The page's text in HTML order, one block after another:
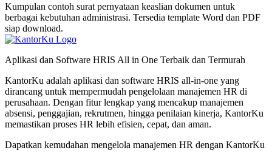
Kumpulan contoh surat pernyataan keaslian dokumen untuk
berbagai kebutuhan administrasi. Tersedia template Word dan PDF
siap download.
Aplikasi dan Software HRIS All in One Terbaik dan Termurah
KantorKu adalah aplikasi dan software HRIS all-in-one yang
dirancang untuk mempermudah pengelolaan manajemen HR di
perusahaan. Dengan fitur lengkap yang mencakup manajemen
absensi, penggajian, rekrutmen, hingga penilaian kinerja, KantorKu
memastikan proses HR lebih efisien, cepat, dan aman.
Dapatkan kemudahan mengelola manajemen HR dengan KantorKu